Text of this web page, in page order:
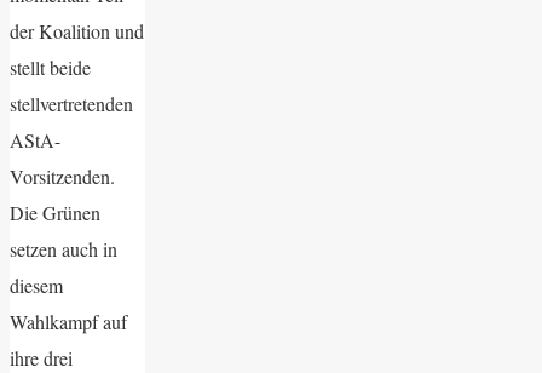
der Koalition und
stellt beide
stellvertretenden
AStA-
Vorsitzenden.
Die Grünen
setzen auch in
diesem
Wahlkampf auf
ihre drei